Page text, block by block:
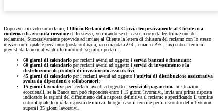
Dopo aver ricevuto un reclamo, l‘Ufficio Reclami della BCC invia tempestivamente al Cliente una
conferma di avvenuta ricezionedello stesso, verificando se del caso la corretta legittimazione del
reclamante. Successivamente provvede ad inviare al Cliente la lettera di chiusura del reclamo con lo stesso
mezzo con il quale è pervenuto (posta ordinaria, raccomandata A/R , email o PEC, fax) entro i termini
previsti dalla normativa di riferimento di seguito riportati:
60 giorni di calendario per reclami aventi ad oggetto i servizi bancari e finanziari;
60 giorni di calendario per reclami aventi ad oggetto i servizi di investimento e la
distribuzione di prodotti di investimento assicurativi;
45 giorni di calendario per i reclami aventi ad oggetto l’attività di distribuzione assicurativa
svolta da dipendenti e collaboratori;
15 giorni lavorativi per i reclami aventi ad oggetto i servizi di pagamento. In situazioni
eccezionali, se la Banca non può rispondere entro i 15 giorni lavorativi, invia una prima risposta
indicando le ragioni del differimento della risposta definitiva al reclamo e specificando il termine
entro il quale fornirà la risposta definitiva. In ogni caso il termine per il riscontro definitivo non
supera i 35 giorni lavorativi.